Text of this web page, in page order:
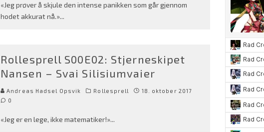
«Jeg prøver å skjule den intense panikken som går gjennom
hodet akkurat nå.»...
Rollesprell S00E02: Stjerneskipet
Nansen – Svai Silisiumvaier
Andreas Hadsel Opsvik Rollesprell
18. oktober 2017
0
«Jeg er en lege, ikke matematiker!»...